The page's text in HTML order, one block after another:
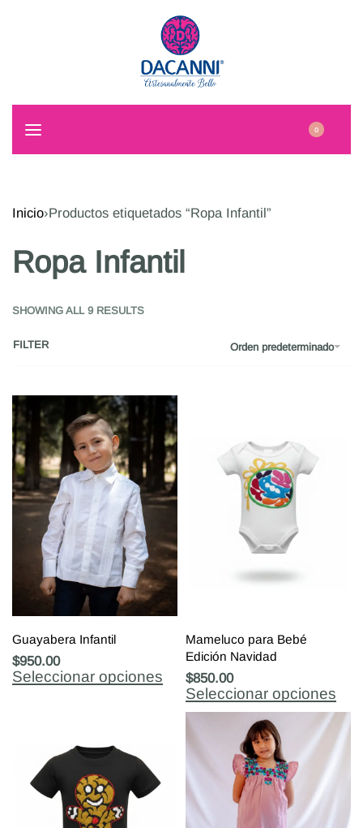
0
Inicio›Productos etiquetados “Ropa Infantil”
Ropa Infantil
SHOWING ALL 9 RESULTS
Orden predeterminado
FILTER
Guayabera Infantil
$950.00
Seleccionar opciones
Mameluco para Bebé
Edición Navidad
$850.00
Seleccionar opciones